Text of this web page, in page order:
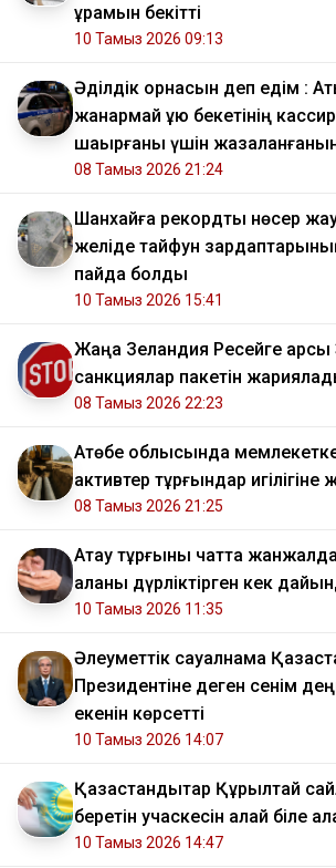
құрамын бекітті
10 Тамыз 2026 09:13
Әділдік орнасын деп едім :
жанармай құю бекетінің
шақырғаны үшін
08 Тамыз 2026 21:24
Шанхайға рекордтық нөсер
желіде тайфун
пайда болды
10 Тамыз 2026 15:41
Жаңа Зеландия Ресейге қарсы
санкциялар пакетін
08 Тамыз 2026 22:23
​Ақтөбе облысында мемлекетке
активтер тұрғындар игілігіне
08 Тамыз 2026 21:25
Ақтау тұрғыны чатта
қаланы дүрліктірген кек
10 Тамыз 2026 11:35
Әлеуметтік сауалнама
Президентіне деген сенім
екенін көрсетті
10 Тамыз 2026 14:07
Қазақстандықтар Құрылтай
беретін учаскесін қалай біле
10 Тамыз 2026 14:47